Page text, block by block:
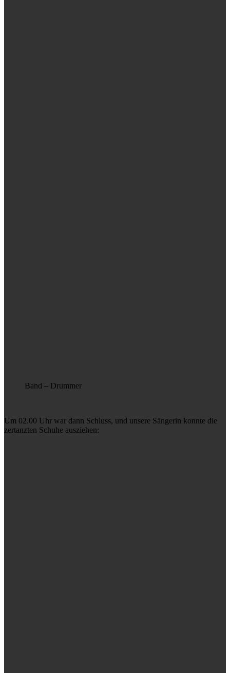
Band – Drummer
Um 02.00 Uhr war dann Schluss, und unsere Sängerin konnte die
zertanzten Schuhe ausziehen: